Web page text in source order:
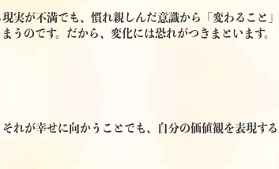
実が不満でも、慣れ親しんだ意識から「変わること」
うのです。だから、変化には恐れがつきまといます。
れが幸せに向かうことでも、自分の価値観を表現する